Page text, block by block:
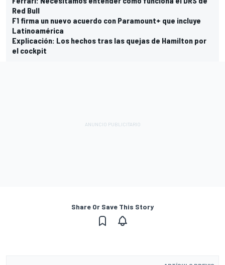
Red Bull
F1 firma un nuevo acuerdo con Paramount+ que incluye
Latinoamérica
Explicación: Los hechos tras las quejas de Hamilton por
el cockpit
Share Or Save This Story